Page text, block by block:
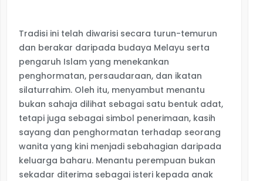
Tradisi ini telah diwarisi secara turun-temurun
dan berakar daripada budaya Melayu serta
pengaruh Islam yang menekankan
penghormatan, persaudaraan, dan ikatan
silaturrahim. Oleh itu, menyambut menantu
bukan sahaja dilihat sebagai satu bentuk adat,
tetapi juga sebagai simbol penerimaan, kasih
sayang dan penghormatan terhadap seorang
wanita yang kini menjadi sebahagian daripada
keluarga baharu. Menantu perempuan bukan
sekadar diterima sebagai isteri kepada anak